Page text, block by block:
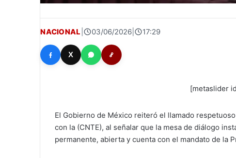
NACIONAL 03/06/2026| 17:29
X
[metaslider
El Gobierno de México reiteró el llamado
con la (CNTE), al señalar que la mesa de diálogo
permanente, abierta y cuenta con el mandato de la